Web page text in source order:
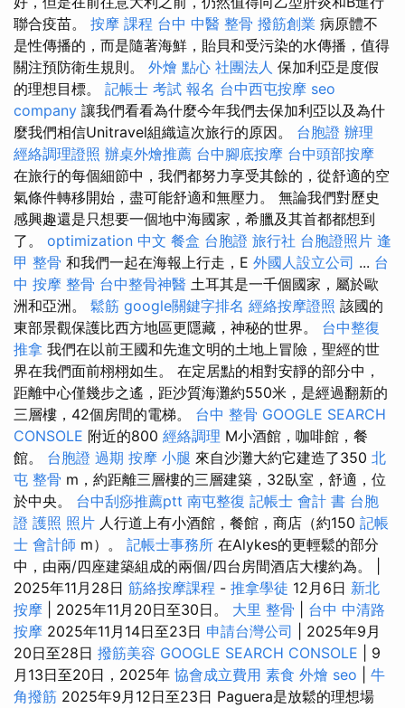
聯合疫苗。 按摩 課程 台中 中醫 整骨 撥筋創業 病原體不
是性傳播的，而是隨著海鮮，貽貝和受污染的水傳播，值得
關注預防衛生規則。 外燴 點心 社團法人 保加利亞是度假
的理想目標。 記帳士 考試 報名 台中西屯按摩 seo
company 讓我們看看為什麼今年我們去保加利亞以及為什
麼我們相信Unitravel組織這次旅行的原因。 台胞證 辦理
經絡調理證照 辦桌外燴推薦 台中腳底按摩 台中頭部按摩
在旅行的每個細節中，我們都努力享受其餘的，從舒適的空
氣條件轉移開始，盡可能舒適和無壓力。 無論我們對歷史
感興趣還是只想要一個地中海國家，希臘及其首都都想到
了。 optimization 中文 餐盒 台胞證 旅行社 台胞證照片 逢
甲 整骨 和我們一起在海報上行走，E 外國人設立公司 ... 台
中 按摩 整骨 台中整骨神醫 土耳其是一千個國家，屬於歐
洲和亞洲。 鬆筋 google關鍵字排名 經絡按摩證照 該國的
東部景觀保護比西方地區更隱藏，神秘的世界。 台中整復
推拿 我們在以前王國和先進文明的土地上冒險，聖經的世
界在我們面前栩栩如生。 在定居點​​的相對安靜的部分中，
距離中心僅幾步之遙，距沙質海灘約550米，是經過翻新的
三層樓，42個房間的電梯。 台中 整骨 GOOGLE SEARCH
CONSOLE 附近的800 經絡調理 M小酒館，咖啡館，餐
館。 台胞證 過期 按摩 小腿 來自沙灘大約它建造了350 北
屯 整骨 m，約距離三層樓的三層建築，32臥室，舒適，位
於中央。 台中刮痧推薦ptt 南屯整復 記帳士 會計 書 台胞
證 護照 照片 人行道上有小酒館，餐館，商店（約150 記帳
士 會計師 m）。 記帳士事務所 在Alykes的更輕鬆的部分
中，由兩/四座建築組成的兩個/四台房間酒店大樓約為。 |
2025年11月28日 筋絡按摩課程 - 推拿學徒 12月6日 新北
按摩 | 2025年11月20日至30日。 大里 整骨
台中 中清路
按摩 2025年11月14日至23日 申請台灣公司 | 2025年9月
20日至28日 撥筋美容 GOOGLE SEARCH CONSOLE | 9
月13日至20日，2025年 協會成立費用 素食 外燴 seo
牛
角撥筋 2025年9月12日至23日 Paguera是放鬆的理想場